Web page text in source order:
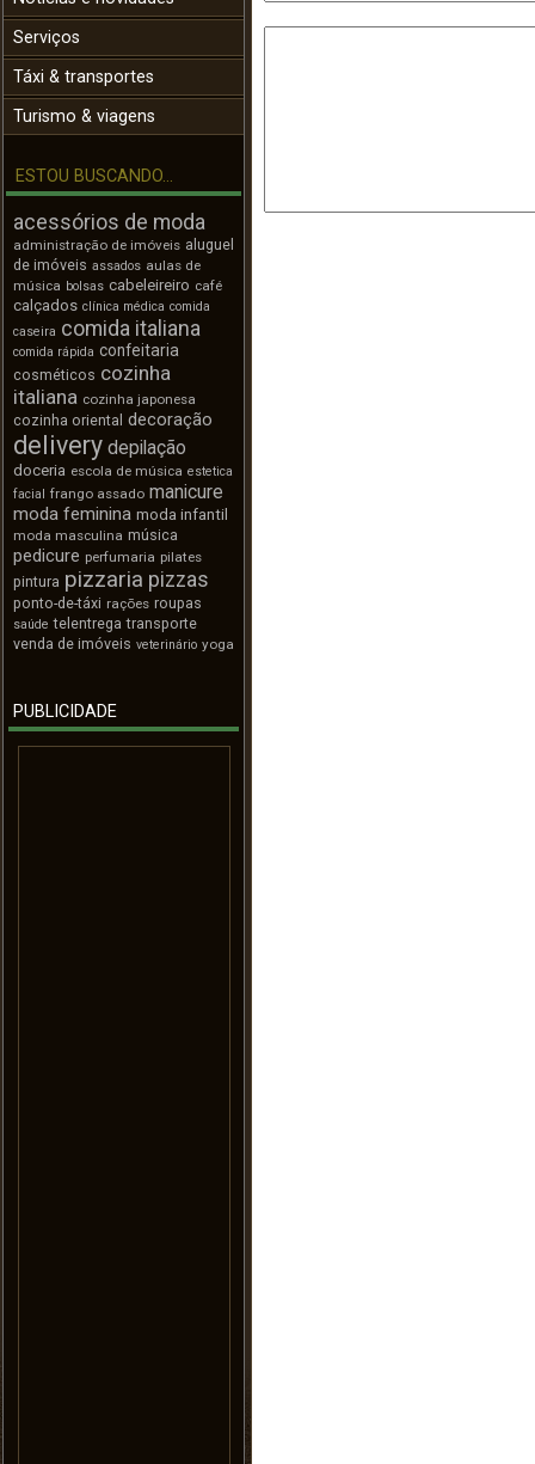
Serviços
Táxi & transportes
Turismo & viagens
ESTOU BUSCANDO...
acessórios de moda
administração de imóveis aluguel
de imóveis assados aulas de
música bolsas cabeleireiro café
calçados clínica médica comida
caseira comida italiana
comida rápida confeitaria
cosméticos cozinha
italiana cozinha japonesa
cozinha oriental decoração
delivery depilação
doceria escola de música estetica
facial frango assado manicure
moda feminina moda infantil
moda masculina música
pedicure perfumaria pilates
pintura pizzaria pizzas
ponto-de-táxi rações roupas
saúde telentrega transporte
venda de imóveis veterinário yoga
PUBLICIDADE